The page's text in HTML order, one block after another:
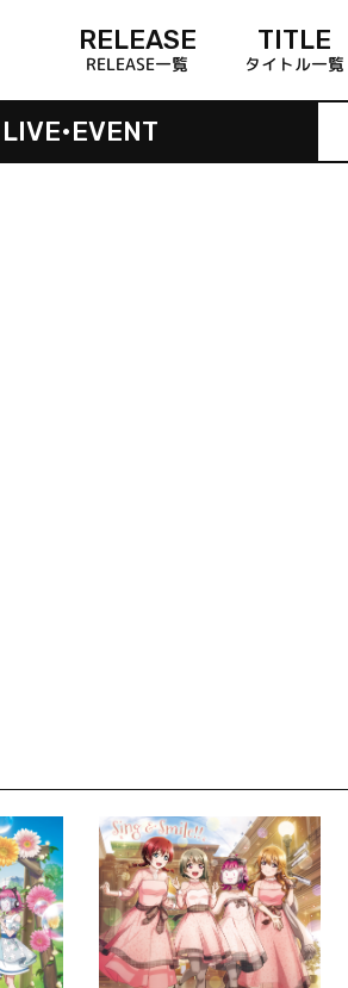
RELEASE
RELEASE一覧
TITLE
タイトル一覧
LIVE•EVENT